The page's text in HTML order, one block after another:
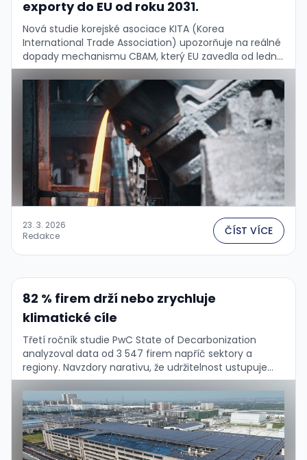
exporty do EU od roku 2031.
Nová studie korejské asociace KITA (Korea
International Trade Association) upozorňuje na reálné
dopady mechanismu CBAM, který EU zavedla od ledna
2026 na uhlíkově náročné dovozy – ocel, hliník,
cement či …
23. 3. 2026
Redakce
ČÍST VÍCE
82 % firem drží nebo zrychluje
klimatické cíle
Třetí ročník studie PwC State of Decarbonization
analyzoval data od 3 547 firem napříč sektory a
regiony. Navzdory narativu, že udržitelnost ustupuje
pod politickým tlakem, drtivá většina firem své
klimatické …